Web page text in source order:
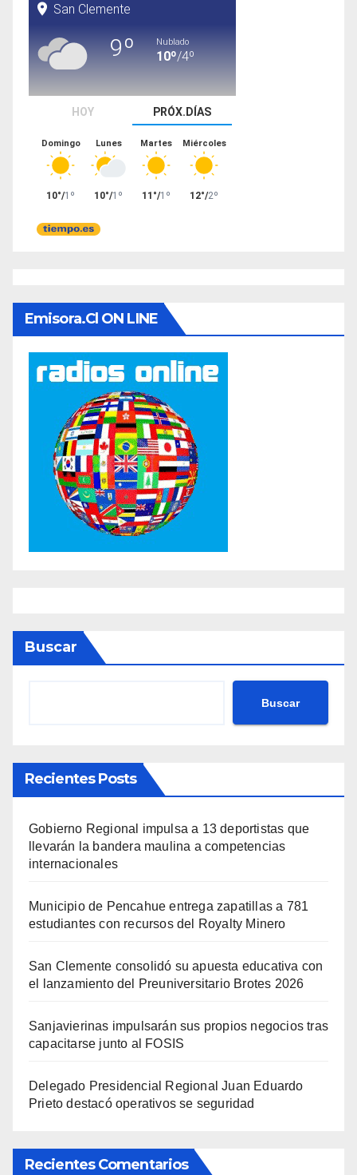
Emisora.cl ON LINE
Buscar
Buscar
Recientes Posts
Gobierno Regional impulsa a 13 deportistas que
llevarán la bandera maulina a competencias
internacionales
Municipio de Pencahue entrega zapatillas a 781
estudiantes con recursos del Royalty Minero
San Clemente consolidó su apuesta educativa con
el lanzamiento del Preuniversitario Brotes 2026
Sanjavierinas impulsarán sus propios negocios tras
capacitarse junto al FOSIS
Delegado Presidencial Regional Juan Eduardo
Prieto destacó operativos se seguridad
Recientes Comentarios